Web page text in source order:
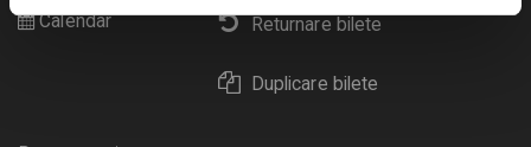
Returnare bilete
Duplicare bilete
Calendar